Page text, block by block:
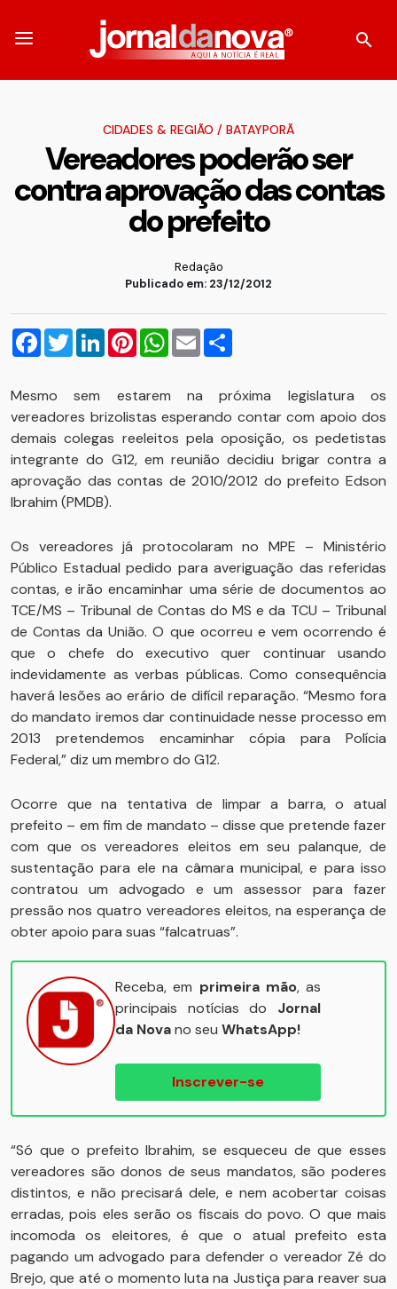
CIDADES & REGIÃO / BATAYPORÃ
Vereadores poderão ser
contra aprovação das contas
do prefeito
Redação
Publicado em: 23/12/2012
Facebook
TwitterLinkedInPinterestWhatsApp
Email
Mesmo sem estarem na próxima legislatura os
vereadores brizolistas esperando contar com apoio dos
demais colegas reeleitos pela oposição, os pedetistas
integrante do G12, em reunião decidiu brigar contra a
aprovação das contas de 2010/2012 do prefeito Edson
Ibrahim (PMDB).
Os vereadores já protocolaram no MPE – Ministério
Público Estadual pedido para averiguação das referidas
contas, e irão encaminhar uma série de documentos ao
TCE/MS – Tribunal de Contas do MS e da TCU – Tribunal
de Contas da União. O que ocorreu e vem ocorrendo é
que o chefe do executivo quer continuar usando
indevidamente as verbas públicas. Como consequência
haverá lesões ao erário de difícil reparação. “Mesmo fora
do mandato iremos dar continuidade nesse processo em
2013 pretendemos encaminhar cópia para Polícia
Federal,” diz um membro do G12.
Ocorre que na tentativa de limpar a barra, o atual
prefeito – em fim de mandato – disse que pretende fazer
com que os vereadores eleitos em seu palanque, de
sustentação para ele na câmara municipal, e para isso
contratou um advogado e um assessor para fazer
pressão nos quatro vereadores eleitos, na esperança de
obter apoio para suas “falcatruas”.
Receba, em primeira mão, as
principais notícias do Jornal
da Novano seu WhatsApp!
Inscrever-se
“Só que o prefeito Ibrahim, se esqueceu de que esses
vereadores são donos de seus mandatos, são poderes
distintos, e não precisará dele, e nem acobertar coisas
erradas, pois eles serão os fiscais do povo. O que mais
incomoda os eleitores, é que o atual prefeito esta
pagando um advogado para defender o vereador Zé do
Brejo, que até o momento luta na Justiça para reaver sua